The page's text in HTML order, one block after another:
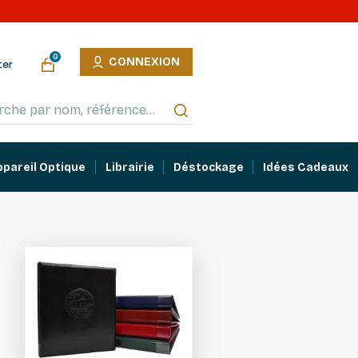
0 CONNEXION
Optique Librairie Déstockage Idées Cadeaux